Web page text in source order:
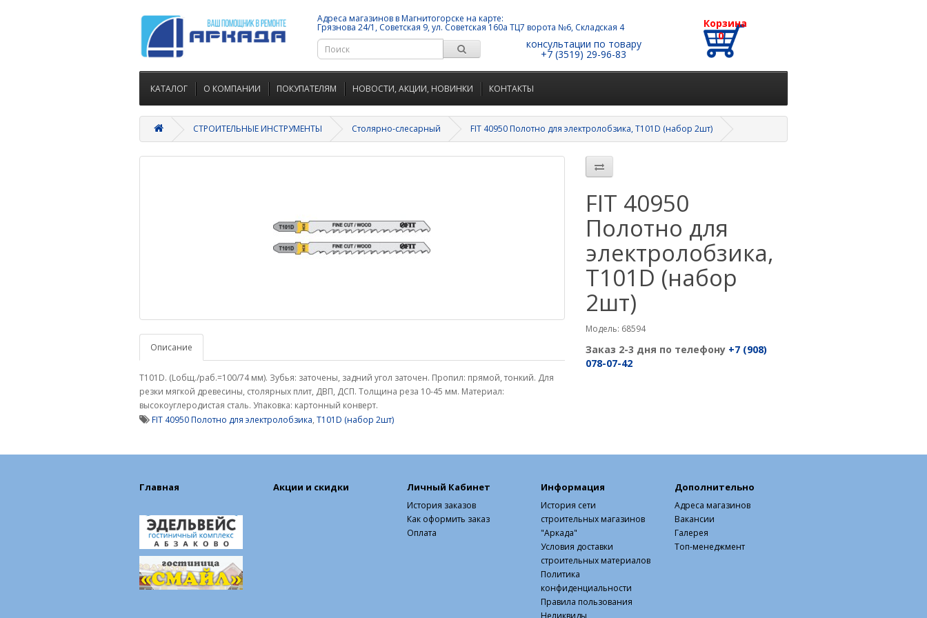
Адреса магазинов в Магнитогорске на карте:
Грязнова 24/1, Советская 9, ул. Советская 160а ТЦ7 ворота №6, Складская 4
консультации по товару
+7 (3519) 29-96-83
Корзина
0
КАТАЛОГ О КОМПАНИИ ПОКУПАТЕЛЯМ НОВОСТИ, АКЦИИ, НОВИНКИ КОНТАКТЫ
СТРОИТЕЛЬНЫЕ ИНСТРУМЕНТЫ Столярно-слесарный FIT 40950 Полотно для электролобзика, T101D (набор 2шт)
Описание
T101D. (Lобщ./раб.=100/74 мм). Зубья: заточены, задний угол заточен. Пропил: прямой, тонкий. Для
резки мягкой древесины, столярных плит, ДВП, ДСП. Толщина реза 10-45 мм. Материал:
высокоуглеродистая сталь. Упаковка: картонный конверт.
FIT 40950
Полотно для
электролобзика,
T101D (набор
2шт)
Модель: 68594
Заказ 2-3 дня по телефону +7 (908)
078-07-42
FIT 40950 Полотно для электролобзика, T101D (набор 2шт)
Главная Акции и скидки Личный Кабинет
История заказов
Как оформить заказ
Оплата
Информация
История сети
строительных магазинов
"Аркада"
Условия доставки
строительных материалов
Политика
конфиденциальности
Правила пользования
Неликвиды
Дополнительно
Адреса магазинов
Вакансии
Галерея
Топ-менеджмент